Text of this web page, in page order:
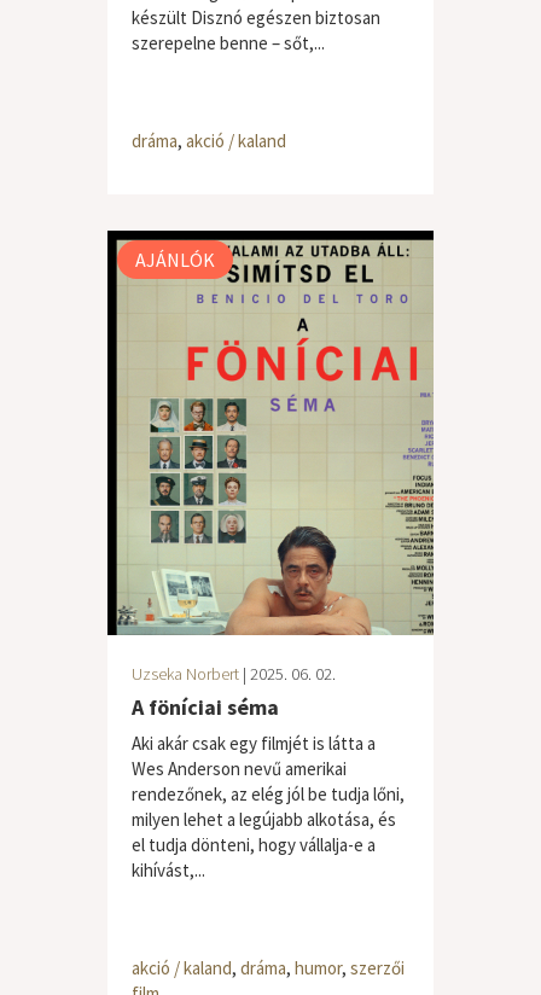
készült Disznó egészen biztosan
szerepelne benne – sőt,...
dráma, akció / kaland
AJÁNLÓK
Uzseka Norbert | 2025. 06. 02.
A föníciai séma
Aki akár csak egy filmjét is látta a
Wes Anderson nevű amerikai
rendezőnek, az elég jól be tudja lőni,
milyen lehet a legújabb alkotása, és
el tudja dönteni, hogy vállalja-e a
kihívást,...
akció / kaland, dráma, humor, szerzői